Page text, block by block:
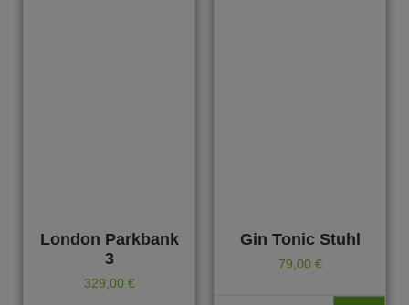
London Parkbank
3
329,00 €
Gin Tonic Stuhl
79,00 €